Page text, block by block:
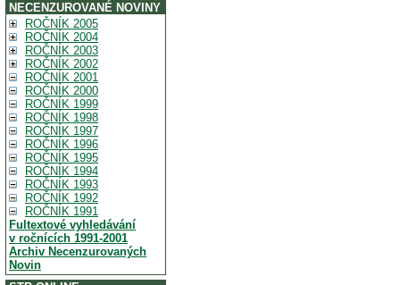
NECENZUROVANÉ NOVINY
ROČNÍK 2005
ROČNÍK 2004
ROČNÍK 2003
ROČNÍK 2002
ROČNÍK 2001
ROČNÍK 2000
ROČNÍK 1999
ROČNÍK 1998
ROČNÍK 1997
ROČNÍK 1996
ROČNÍK 1995
ROČNÍK 1994
ROČNÍK 1993
ROČNÍK 1992
ROČNÍK 1991
Fultextové vyhledávání
v ročnících 1991-2001
Archiv Necenzurovaných
Novin